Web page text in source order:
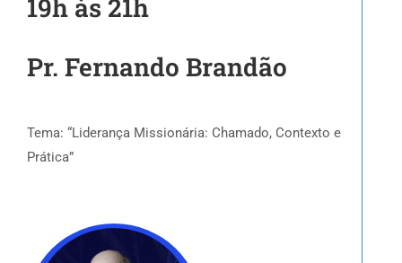
19h às 21h
Pr. Fernando Brandão
Tema: “Liderança Missionária: Chamado, Contexto e
Prática”